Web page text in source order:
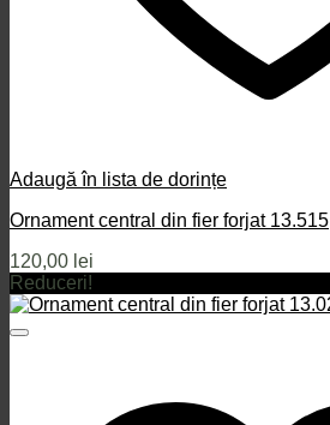
Adaugă în lista de dorințe
Ornament central din fier forjat 13.515
120,00 lei
Reduceri!